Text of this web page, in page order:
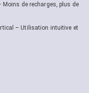
Moins de recharges, plus de
– Utilisation intuitive et